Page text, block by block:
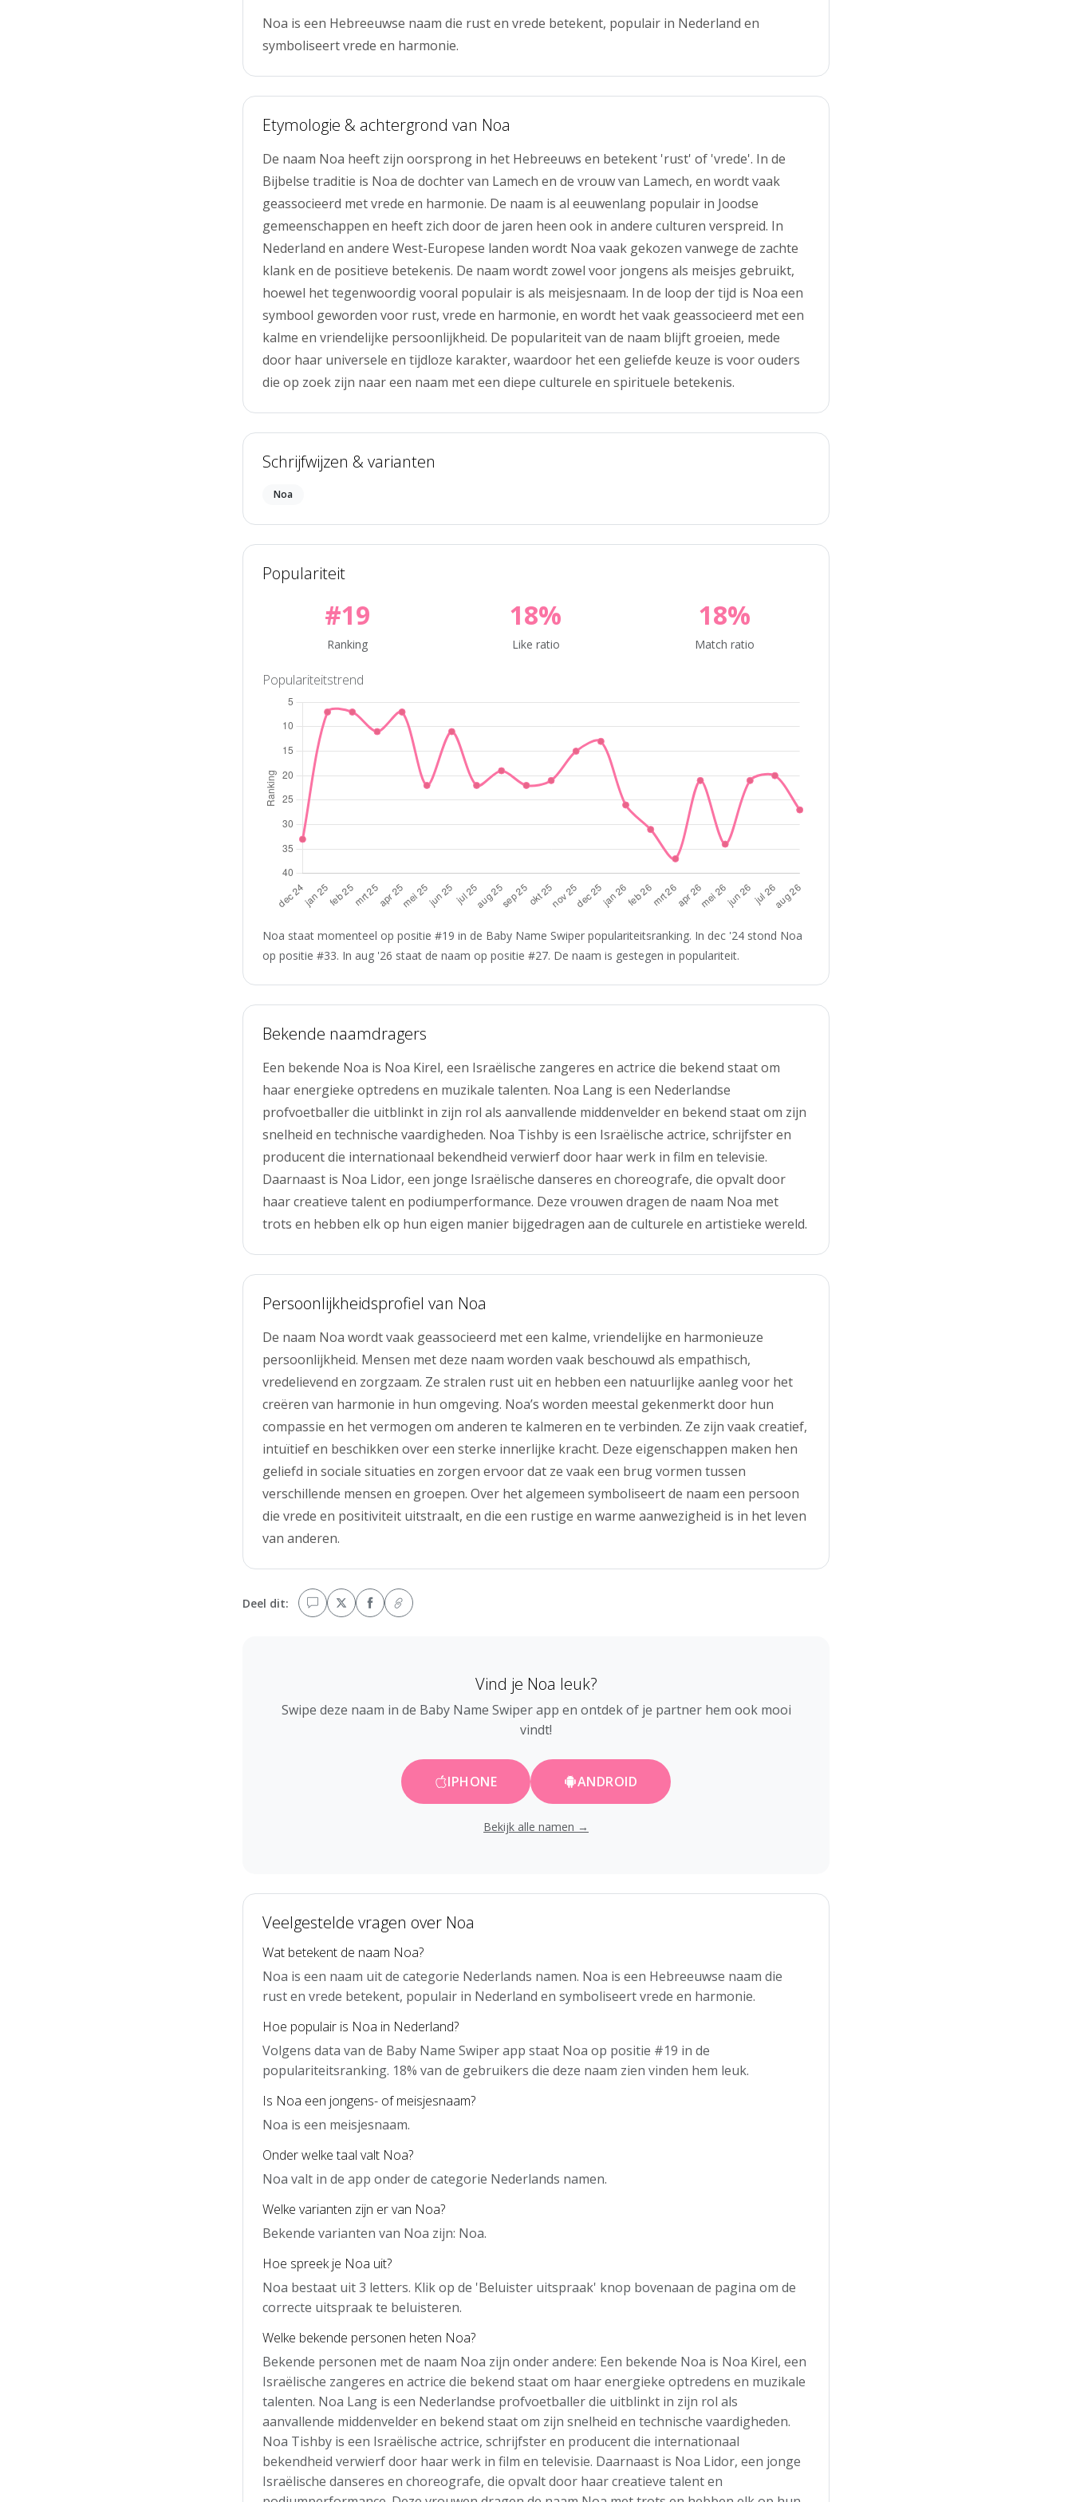
Noa is een Hebreeuwse naam die rust en vrede betekent, populair in Nederland en
symboliseert vrede en harmonie.
Etymologie & achtergrond van Noa
De naam Noa heeft zijn oorsprong in het Hebreeuws en betekent 'rust' of 'vrede'. In de
Bijbelse traditie is Noa de dochter van Lamech en de vrouw van Lamech, en wordt vaak
geassocieerd met vrede en harmonie. De naam is al eeuwenlang populair in Joodse
gemeenschappen en heeft zich door de jaren heen ook in andere culturen verspreid. In
Nederland en andere West-Europese landen wordt Noa vaak gekozen vanwege de zachte
klank en de positieve betekenis. De naam wordt zowel voor jongens als meisjes gebruikt,
hoewel het tegenwoordig vooral populair is als meisjesnaam. In de loop der tijd is Noa een
symbool geworden voor rust, vrede en harmonie, en wordt het vaak geassocieerd met een
kalme en vriendelijke persoonlijkheid. De populariteit van de naam blijft groeien, mede
door haar universele en tijdloze karakter, waardoor het een geliefde keuze is voor ouders
die op zoek zijn naar een naam met een diepe culturele en spirituele betekenis.
Schrijfwijzen & varianten
Noa
Populariteit
#19
Ranking
18%
Like ratio
18%
Match ratio
Populariteitstrend
Noa staat momenteel op positie #19 in de Baby Name Swiper populariteitsranking. In dec '24 stond Noa
op positie #33. In aug '26 staat de naam op positie #27. De naam is gestegen in populariteit.
Bekende naamdragers
Een bekende Noa is Noa Kirel, een Israëlische zangeres en actrice die bekend staat om
haar energieke optredens en muzikale talenten. Noa Lang is een Nederlandse
profvoetballer die uitblinkt in zijn rol als aanvallende middenvelder en bekend staat om zijn
snelheid en technische vaardigheden. Noa Tishby is een Israëlische actrice, schrijfster en
producent die internationaal bekendheid verwierf door haar werk in film en televisie.
Daarnaast is Noa Lidor, een jonge Israëlische danseres en choreografe, die opvalt door
haar creatieve talent en podiumperformance. Deze vrouwen dragen de naam Noa met
trots en hebben elk op hun eigen manier bijgedragen aan de culturele en artistieke wereld.
Persoonlijkheidsprofiel van Noa
De naam Noa wordt vaak geassocieerd met een kalme, vriendelijke en harmonieuze
persoonlijkheid. Mensen met deze naam worden vaak beschouwd als empathisch,
vredelievend en zorgzaam. Ze stralen rust uit en hebben een natuurlijke aanleg voor het
creëren van harmonie in hun omgeving. Noa’s worden meestal gekenmerkt door hun
compassie en het vermogen om anderen te kalmeren en te verbinden. Ze zijn vaak creatief,
intuïtief en beschikken over een sterke innerlijke kracht. Deze eigenschappen maken hen
geliefd in sociale situaties en zorgen ervoor dat ze vaak een brug vormen tussen
verschillende mensen en groepen. Over het algemeen symboliseert de naam een persoon
die vrede en positiviteit uitstraalt, en die een rustige en warme aanwezigheid is in het leven
van anderen.
Deel dit:
Vind je Noa leuk?
Swipe deze naam in de Baby Name Swiper app en ontdek of je partner hem ook mooi
vindt!
IPHONE ANDROID
Bekijk alle namen →
Veelgestelde vragen over Noa
Wat betekent de naam Noa?
Noa is een naam uit de categorie Nederlands namen. Noa is een Hebreeuwse naam die
rust en vrede betekent, populair in Nederland en symboliseert vrede en harmonie.
Hoe populair is Noa in Nederland?
Volgens data van de Baby Name Swiper app staat Noa op positie #19 in de
populariteitsranking. 18% van de gebruikers die deze naam zien vinden hem leuk.
Is Noa een jongens- of meisjesnaam?
Noa is een meisjesnaam.
Onder welke taal valt Noa?
Noa valt in de app onder de categorie Nederlands namen.
Welke varianten zijn er van Noa?
Bekende varianten van Noa zijn: Noa.
Hoe spreek je Noa uit?
Noa bestaat uit 3 letters. Klik op de 'Beluister uitspraak' knop bovenaan de pagina om de
correcte uitspraak te beluisteren.
Welke bekende personen heten Noa?
Bekende personen met de naam Noa zijn onder andere: Een bekende Noa is Noa Kirel, een
Israëlische zangeres en actrice die bekend staat om haar energieke optredens en muzikale
talenten. Noa Lang is een Nederlandse profvoetballer die uitblinkt in zijn rol als
aanvallende middenvelder en bekend staat om zijn snelheid en technische vaardigheden.
Noa Tishby is een Israëlische actrice, schrijfster en producent die internationaal
bekendheid verwierf door haar werk in film en televisie. Daarnaast is Noa Lidor, een jonge
Israëlische danseres en choreografe, die opvalt door haar creatieve talent en